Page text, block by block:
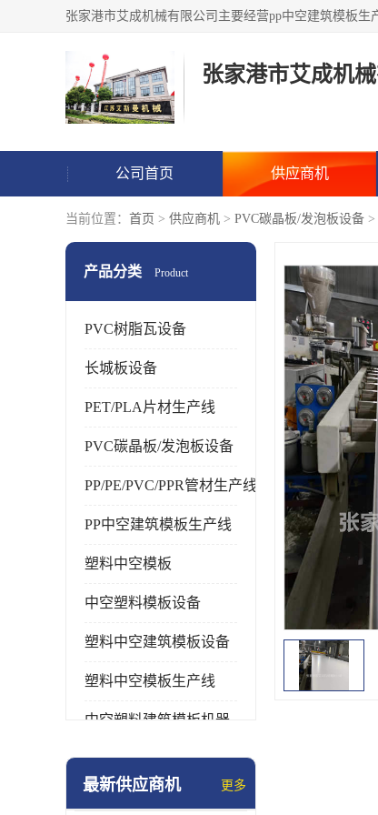
张家港市艾成机
公司首页 供应商机
当前位置： 首页 > 供应商机 > PVC碳晶板/发泡板设备 >
产品分类 Product
PVC树脂瓦设备
长城板设备
PET/PLA片材生产线
PVC碳晶板/发泡板设备
PP/PE/PVC/PPR管材生产线
PP中空建筑模板生产线
塑料中空模板
中空塑料模板设备
塑料中空建筑模板设备
塑料中空模板生产线
中空塑料建筑模板机器
最新供应商机 更多